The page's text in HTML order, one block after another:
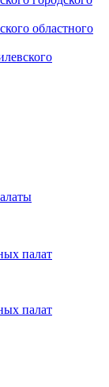
областного
палат
палат